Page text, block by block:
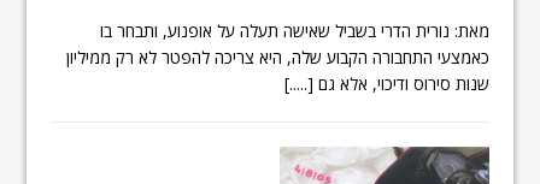
מאת: נורית הדרי בשביל שאישה תעלה על אופנוע, ותבחר בו
כאמצעי התחבורה הקבוע שלה, היא צריכה להפטר לא רק ממיליון
שנות סירוס ודיכוי, אלא גם [.....]